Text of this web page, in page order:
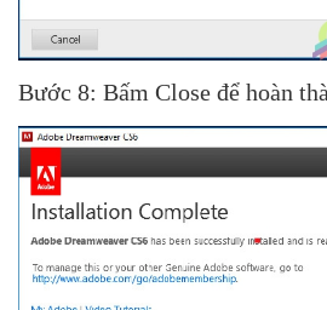
Bước 8: Bấm Close để hoàn